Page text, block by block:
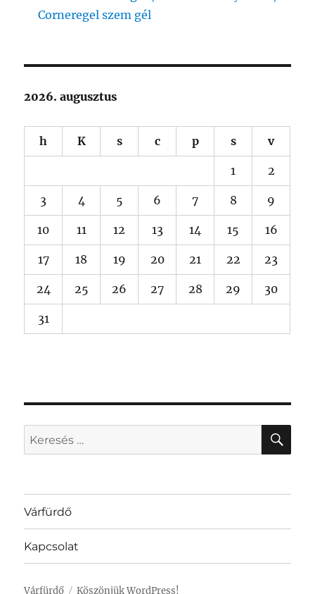
Corneregel szem gél
2026. augusztus
h K s c p s v
1 2
3 4 5 6 7 8 9
10 11 12 13 14 15 16
17 18 19 20 21 22 23
24 25 26 27 28 29 30
31
Keresés
a
kifejezésre:
Várfürdő
Kapcsolat
Várfürdő Köszönjük WordPress!